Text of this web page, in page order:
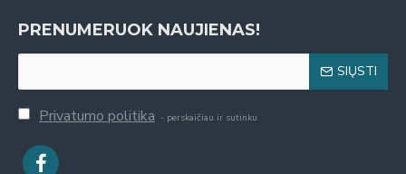
PRENUMERUOK NAUJIENAS!
SIŲSTI
Privatumo politika - perskaičiau ir sutinku